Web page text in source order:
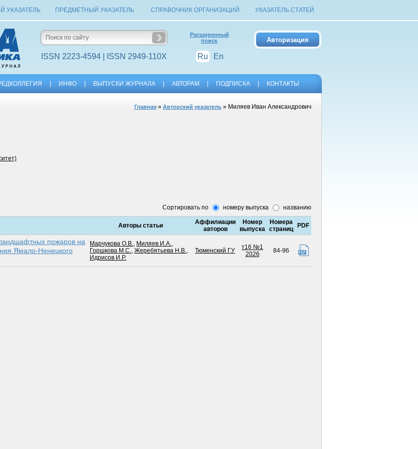
УКАЗАТЕЛЬ ПРЕДМЕТНЫЙ УКАЗАТЕЛЬ СПРАВОЧНИК ОРГАНИЗАЦИЙ УКАЗАТЕЛЬ СТАТЕЙ
ISSN 2223-4594 | ISSN 2949-110X
Расширенный
поиск
Ru En
ИНФО ВЫПУСКИ ЖУРНАЛА АВТОРАМ ПОДПИСКА КОНТАКТЫ
Главная » Авторский указатель » Миляев Иван Александрович
Сортировать по
номеру выпуска названию
Авторы статьи
Аффилиации
авторов
Номер
выпуска
Номера
страниц
PDF
пожаров на
Ямало-Ненецкого
Марчукова О.В., Миляев И.А.,
Горшкова М.С., Жеребятьева Н.В.,
Идрисов И.Р.
Тюменский ГУ
т16 №1
2026
84-96